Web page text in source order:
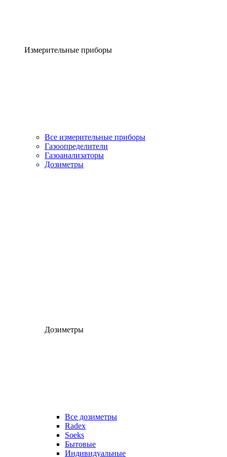
Измерительные приборы
Все измерительные приборы
Газоопределители
Газоанализаторы
Дозиметры
Дозиметры
Все дозиметры
Radex
Soeks
Бытовые
Индивидуальные